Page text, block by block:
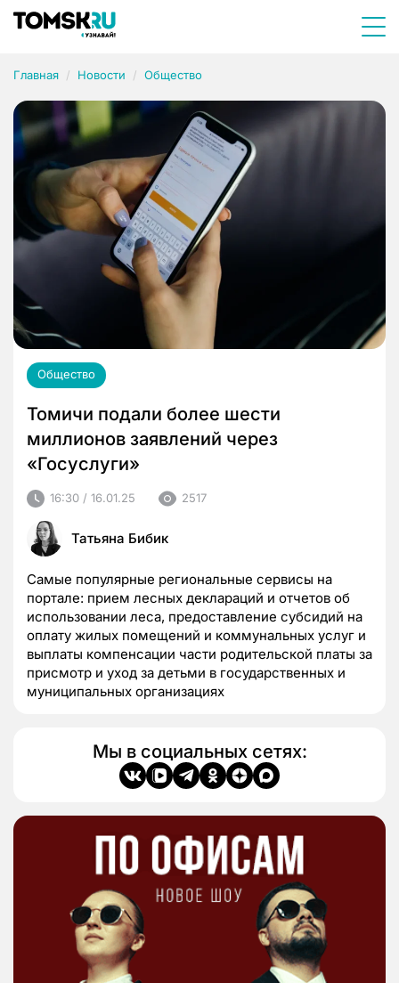
Главная Новости Общество
Общество
Томичи подали более шести
миллионов заявлений через
«Госуслуги»
16:30 / 16.01.25 2517
Татьяна Бибик
Самые популярные региональные сервисы на
портале: прием лесных деклараций и отчетов об
использовании леса, предоставление субсидий на
оплату жилых помещений и коммунальных услуг и
выплаты компенсации части родительской платы за
присмотр и уход за детьми в государственных и
муниципальных организациях
Мы в социальных сетях: